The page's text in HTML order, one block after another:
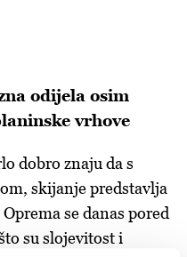
odijela osim
vrhove
dobro znaju da s
skijanje predstavlja
se danas pored
su slojevitost i